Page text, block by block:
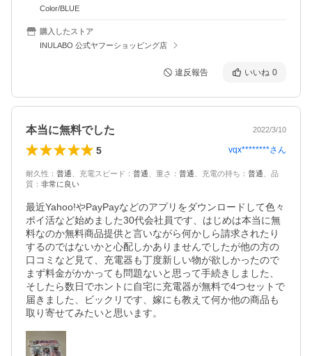
Color/BLUE
購入したストア
INULABO 公式ヤフーショッピング店
違反報告 いいね 0
本当に無料でした 2022/3/10
5 vqx********さん
耐久性 ： 普通 充電スピード ： 普通 重さ ： 普通 充電の持ち ： 普通
品
質 ： 非常に良い
最近Yahoo!やPayPayなどのアプリをダウンロードして色々
ポイ活など始めました30代会社員です、はじめは本当に無
料なのか無料商品提供と言いながら何かしら請求されたり
するのではないかと心配しかありませんでしたが他の方の
口コミなど見て、充電器も丁度新しい物が欲しかったので
まず料金がかかっても問題ないと思って手続きしました、
そしたら数日でホントに自宅に充電器が無料で4つセットで
届きました、ビックリです、嫁にも教えて何か他の商品も
取り寄せてみたいと思います。